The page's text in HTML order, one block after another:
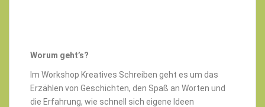
Worum geht’s?
Im Workshop Kreatives Schreiben geht es um das
Erzählen von Geschichten, den Spaß an Worten und
die Erfahrung, wie schnell sich eigene Ideen